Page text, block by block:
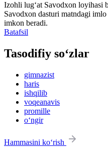
Izohli lugʻat Savodxon loyihasi
Savodxon dasturi matndagi
imkon beradi.
Batafsil
Tasodifiy so‘zlar
gimnazist
haris
ishqilib
voqeanavis
promille
o‘ngir
Hammasini ko‘rish